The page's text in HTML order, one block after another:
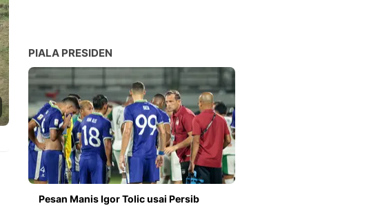
PIALA PRESIDEN
Pesan Manis Igor Tolic usai Persib